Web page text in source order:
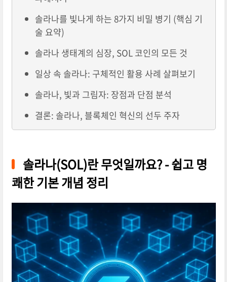
솔라나를 빛나게 하는 8가지 비밀 병기 (핵심 기
술 요약)
솔라나 생태계의 심장, SOL 코인의 모든 것
일상 속 솔라나: 구체적인 활용 사례 살펴보기
솔라나, 빛과 그림자: 장점과 단점 분석
결론: 솔라나, 블록체인 혁신의 선두 주자
솔라나(SOL)란 무엇일까요? - 쉽고 명
쾌한 기본 개념 정리